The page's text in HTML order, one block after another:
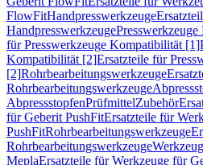
FlowFitHandpresswerkzeuge
Handpresswerkzeuge
für Presswerkzeuge Kompatibilität [1]
Kompatibilität [2]Ersatzteile für
[2]Rohrbearbeitungswerkzeuge
Rohrbearbeitungswerkzeuge
AbpressstopfenPrüfmittelZubehör
für Geberit PushFitErsatzteile für
PushFitRohrbearbeitungswerkzeuge
Rohrbearbeitungswerkzeuge
MeplaErsatzteile für Werkzeuge für